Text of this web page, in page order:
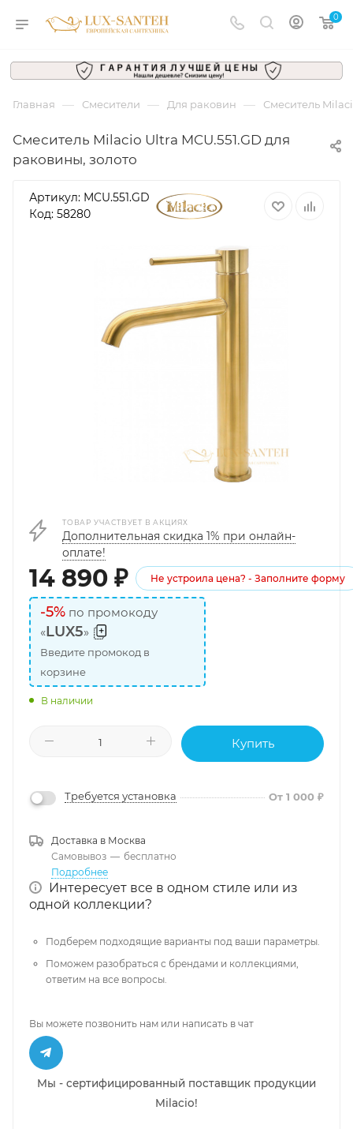
0
Главная — Смесители — Для раковин — Смеситель
Смеситель Milacio Ultra MCU.551.GD для
раковины, золото
Артикул: MCU.551.GD
Код: 58280
ТОВАР УЧАСТВУЕТ В АКЦИЯХ
Дополнительная скидка 1% при онлайн-
оплате!
14 890 ₽ Не устроила цена? - Заполните форму
-5% по промокоду
«LUX5»
Введите промокод в
корзине
В наличии
Купить
Требуется установка От 1 000 ₽
Доставка в Москва
Самовывоз — бесплатно
Подробнее
Интересует все в одном стиле или из
одной коллекции?
Подберем подходящие варианты под ваши параметры.
Поможем разобраться с брендами и коллекциями,
ответим на все вопросы.
Вы можете позвонить нам или написать в чат
Мы - сертифицированный поставщик продукции
Milacio!